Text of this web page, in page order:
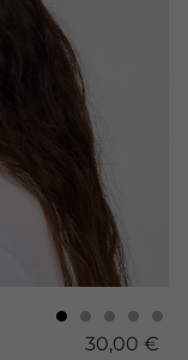
30,00 €